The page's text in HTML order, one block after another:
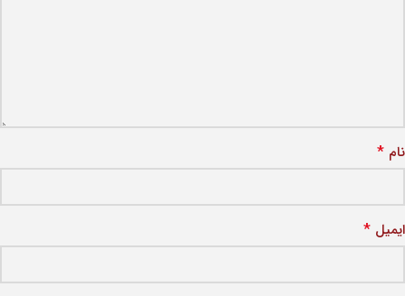
نام *
ایمیل *